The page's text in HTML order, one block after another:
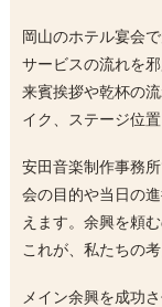
岡山のホテル宴会
サービスの流れを
来賓挨拶や乾杯の
イク、ステージ位
安田音楽制作事務
会の目的や当日の
えます。余興を頼
これが、私たちの考
メイン余興を成功